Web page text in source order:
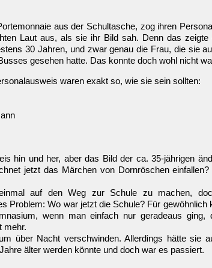
aus der Schultasche, zog ihren
Laut aus, als sie ihr Bild sah. Denn das zeigte
30 Jahren, und zwar genau die Frau, die sie
gesehen hatte. Das konnte doch wohl nicht
waren exakt so, wie sie sein sollten:
hin und her, aber das Bild der ca. 35-jährigen
jetzt das Märchen von Dornröschen
auf den Weg zur Schule zu machen,
Problem: Wo war jetzt die Schule? Für gewöhnlich
wenn man einfach nur geradeaus ging,
mehr.
über Nacht verschwinden. Allerdings hätte sie
älter werden könnte und doch war es passiert.